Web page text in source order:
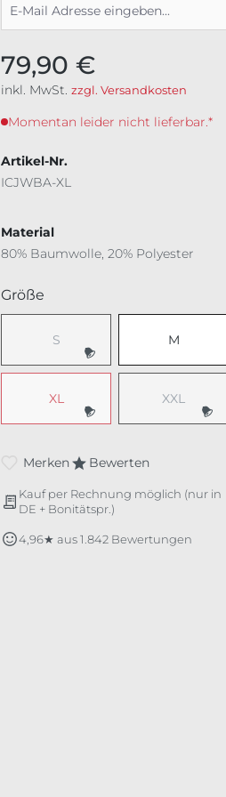
79,90 €
inkl. MwSt. zzgl. Versandkosten
Momentan leider nicht lieferbar.*
Artikel-Nr.
ICJWBA-XL
Material
80% Baumwolle, 20% Polyester
Größe
S M
XL XXL
Merken Bewerten
Kauf per Rechnung möglich (nur in
DE + Bonitätspr.)
4,96★ aus 1.842 Bewertungen